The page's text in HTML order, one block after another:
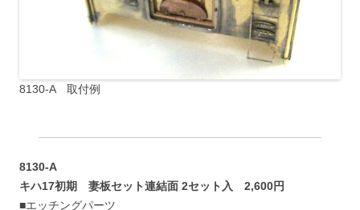
8130-A 取付例
8130-A
キハ17初期 妻板セット連結面 2セット入 2,600円
■エッチングパーツ